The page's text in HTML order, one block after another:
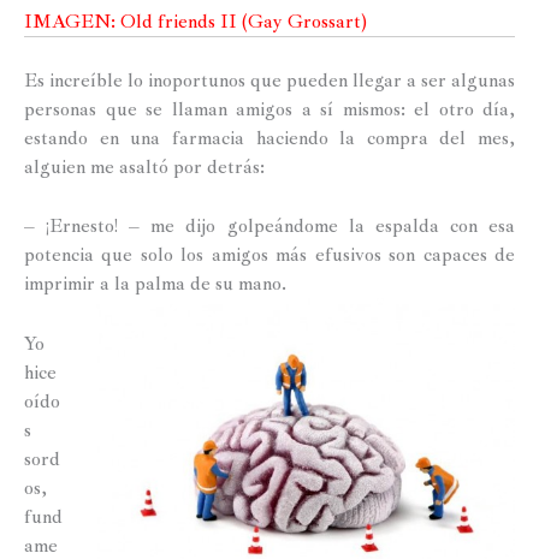
IMAGEN: Old friends II (Gay Grossart)
Es increíble lo inoportunos que pueden llegar a ser algunas
personas que se llaman amigos a sí mismos: el otro día,
estando en una farmacia haciendo la compra del mes,
alguien me asaltó por detrás:
– ¡Ernesto! – me dijo golpeándome la espalda con esa
potencia que solo los amigos más efusivos son capaces de
imprimir a la palma de su mano.
Yo
hice
oído
s
sord
os,
fund
ame